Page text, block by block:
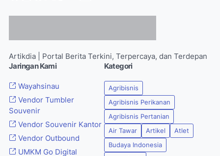
Artikdia | Portal Berita Terkini, Terpercaya, dan Terdepan
Jaringan Kami
Wayahsinau
Vendor Tumbler
Souvenir
Vendor Souvenir Kantor
Vendor Outbound
UMKM Go Digital
Kategori
Agribisnis
Agribisnis Perikanan
Agribisnis Pertanian
Air Tawar
Artikel
Atlet
Budaya Indonesia